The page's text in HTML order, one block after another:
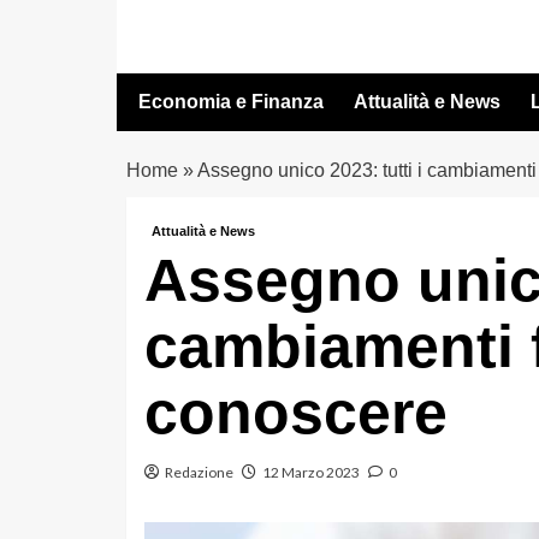
contenuto
Economia e Finanza Attualità e News
Home»Assegno unico 2023: tutti i
Attualità e News
Assegno
cambiamenti
conoscere
Redazione 12 Marzo 2023 0